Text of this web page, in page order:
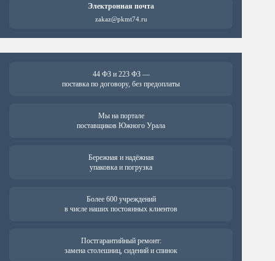
Электронная почта
zakaz@pkmt74.ru
44 ФЗ и 223 ФЗ —
поставка по договору, без предоплаты
Мы на портале
поставщиков Южного Урала
Бережная и надёжная
упаковка и погрузка
Более 600 учреждений
в числе наших постоянных клиентов
Постгарантийный ремонт:
замена столешниц, сидений и спинок